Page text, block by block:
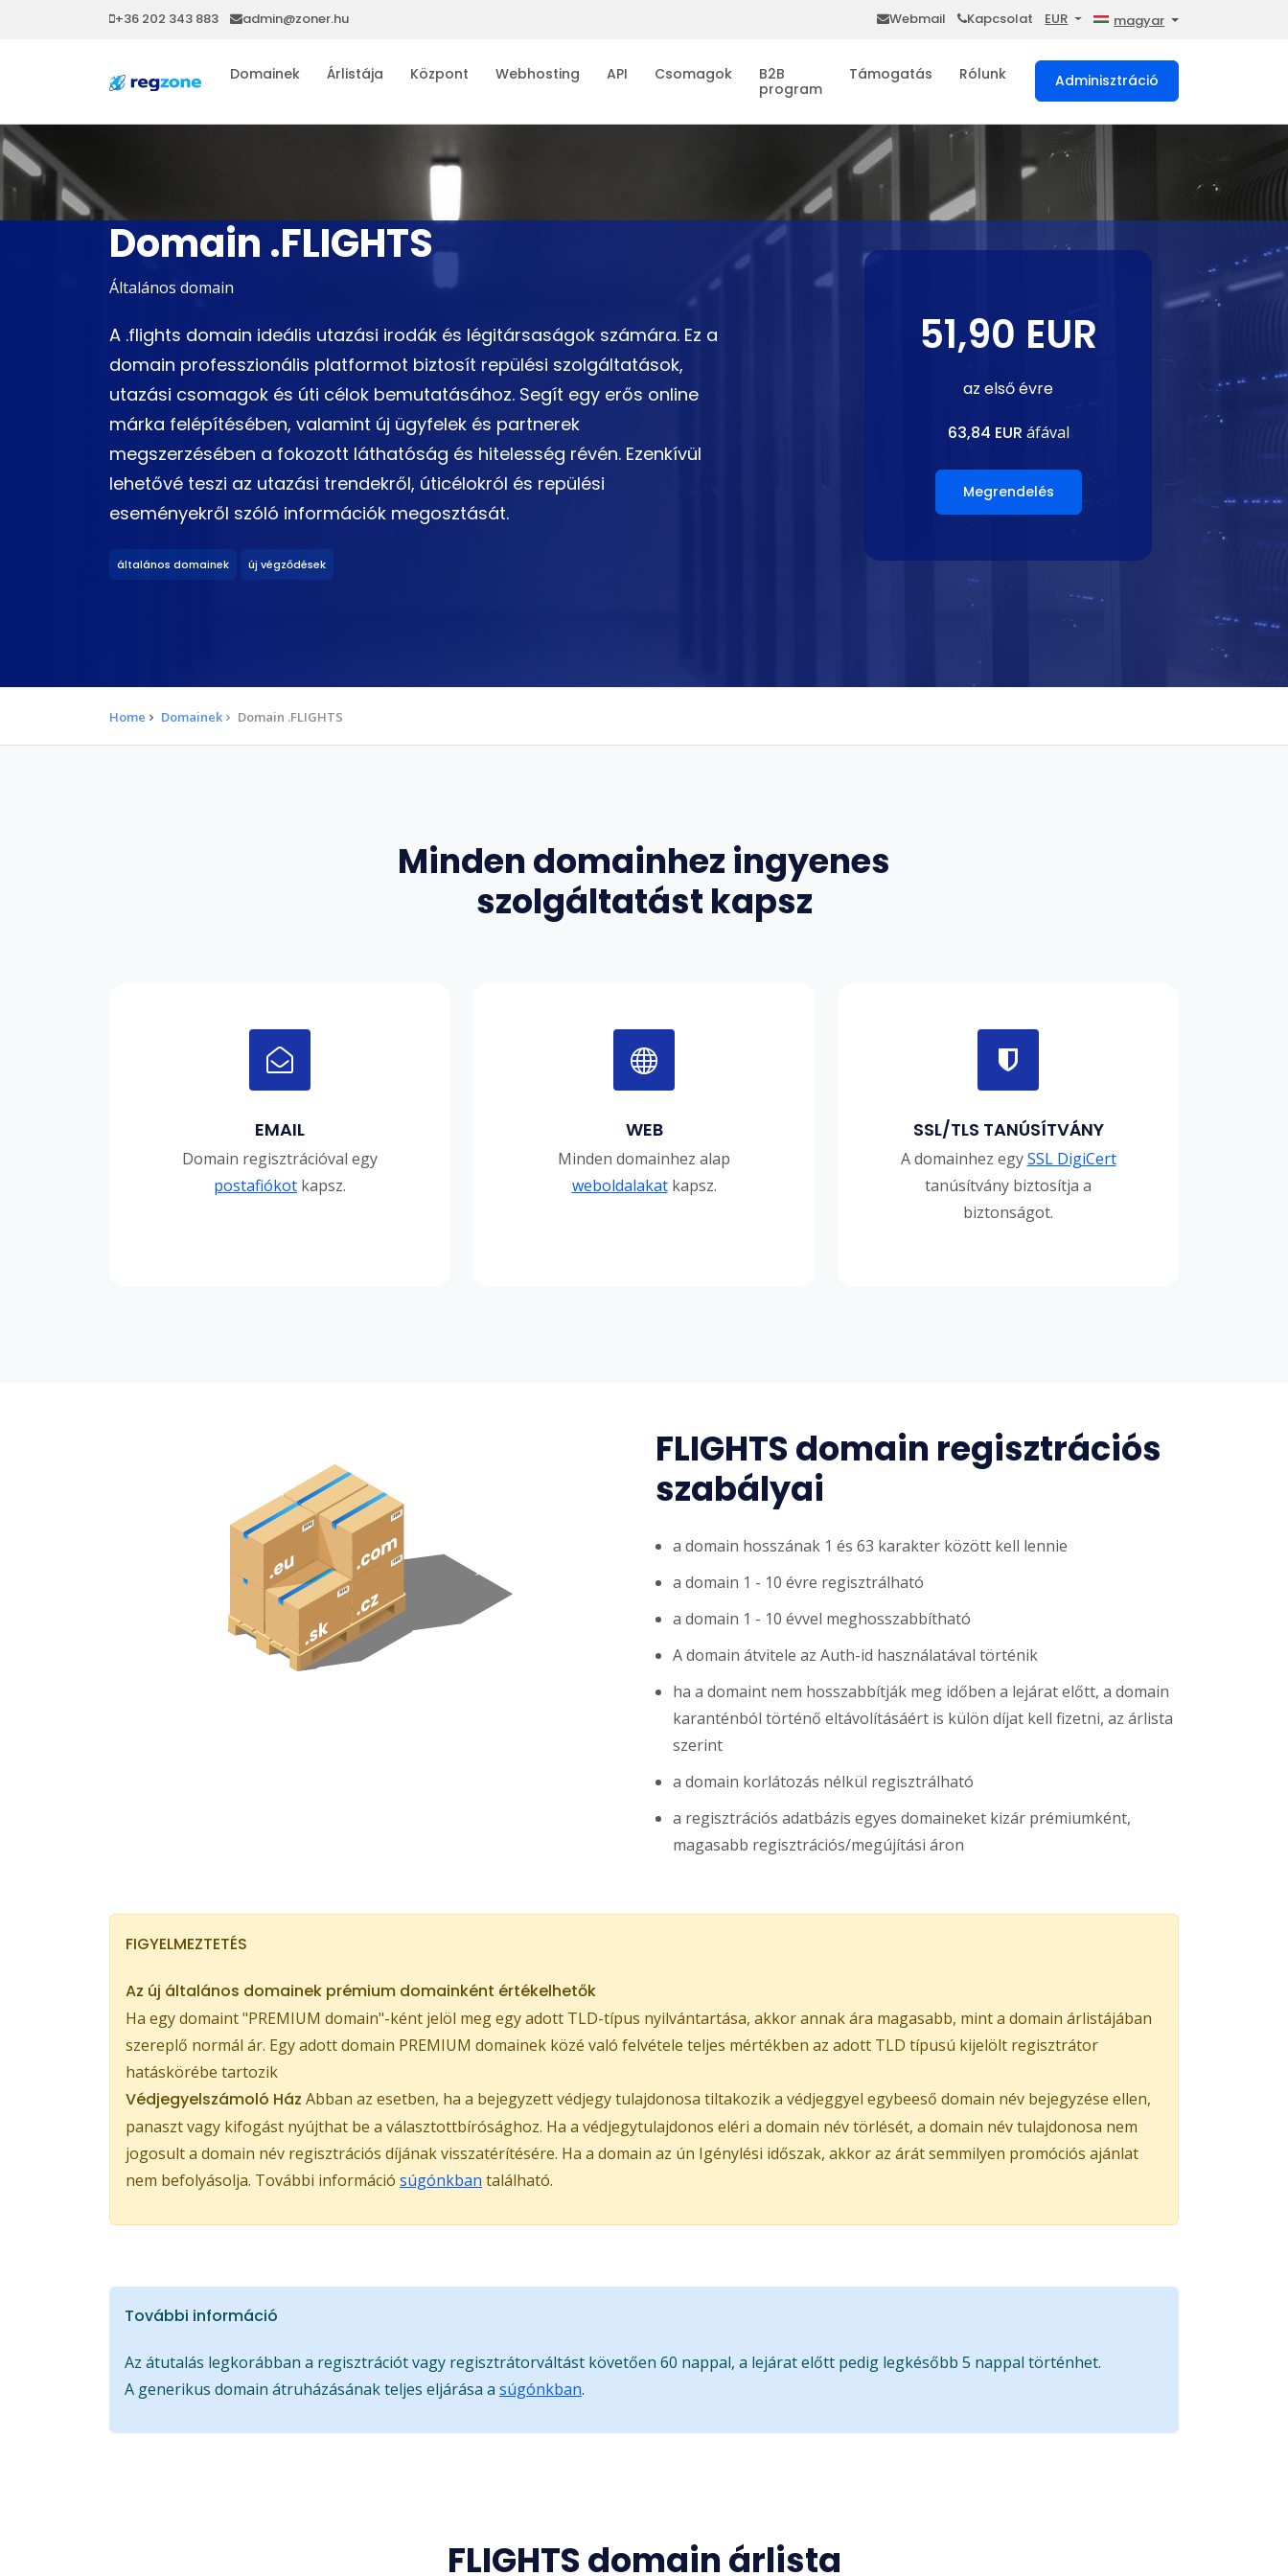
+36 202 343 883 admin@zoner.hu Webmail Kapcsolat EUR magyar
Domainek Árlistája Központ Webhosting API Csomagok
B2B
program
Támogatás Rólunk Adminisztráció
Domain .FLIGHTS
Általános domain
A .flights domain ideális utazási irodák és légitársaságok számára. Ez a
domain professzionális platformot biztosít repülési szolgáltatások,
utazási csomagok és úti célok bemutatásához. Segít egy erős online
márka felépítésében, valamint új ügyfelek és partnerek
megszerzésében a fokozott láthatóság és hitelesség révén. Ezenkívül
lehetővé teszi az utazási trendekről, úticélokról és repülési
eseményekről szóló információk megosztását.
általános domainek új végződések
51,90 EUR
az első évre
63,84 EUR áfával
Megrendelés
Home Domainek Domain .FLIGHTS
Minden domainhez ingyenes
szolgáltatást kapsz
EMAIL
Domain regisztrációval egy
postafiókot kapsz.
WEB
Minden domainhez alap
weboldalakatkapsz.
SSL/TLS TANÚSÍTVÁNY
A domainhez egySSL DigiCert
tanúsítvány biztosítja a
biztonságot.
FLIGHTS domain regisztrációs
szabályai
a domain hosszának 1 és 63 karakter között kell lennie
a domain 1 - 10 évre regisztrálható
a domain 1 - 10 évvel meghosszabbítható
A domain átvitele az Auth-id használatával történik
ha a domaint nem hosszabbítják meg időben a lejárat előtt, a domain
karanténból történő eltávolításáért is külön díjat kell fizetni, az árlista
szerint
a domain korlátozás nélkül regisztrálható
a regisztrációs adatbázis egyes domaineket kizár prémiumként,
magasabb regisztrációs/megújítási áron
FIGYELMEZTETÉS
Az új általános domainek prémium domainként értékelhetők
Ha egy domaint "PREMIUM domain"-ként jelöl meg egy adott TLD-típus nyilvántartása, akkor annak ára magasabb, mint a domain árlistájában
szereplő normál ár. Egy adott domain PREMIUM domainek közé való felvétele teljes mértékben az adott TLD típusú kijelölt regisztrátor
hatáskörébe tartozik
Védjegyelszámoló Ház Abban az esetben, ha a bejegyzett védjegy tulajdonosa tiltakozik a védjeggyel egybeeső domain név bejegyzése ellen,
panaszt vagy kifogást nyújthat be a választottbírósághoz. Ha a védjegytulajdonos eléri a domain név törlését, a domain név tulajdonosa nem
jogosult a domain név regisztrációs díjának visszatérítésére. Ha a domain az ún Igénylési időszak, akkor az árát semmilyen promóciós ajánlat
nem befolyásolja. További információ súgónkban található.
További információ
Az átutalás legkorábban a regisztrációt vagy regisztrátorváltást követően 60 nappal, a lejárat előtt pedig legkésőbb 5 nappal történhet.
A generikus domain átruházásának teljes eljárása a súgónkban.
FLIGHTS domain árlista